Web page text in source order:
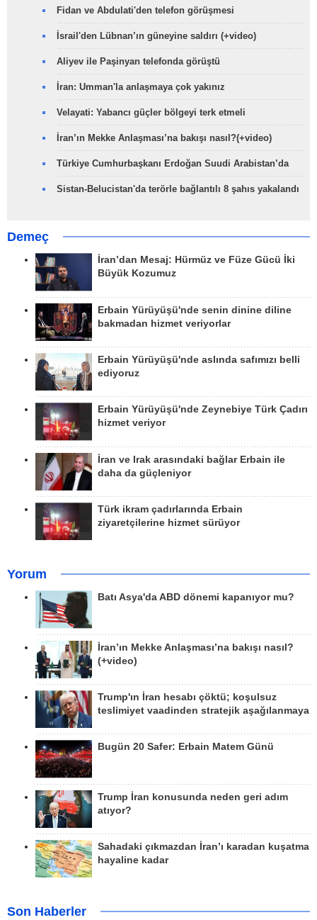
Fidan ve Abdulati'den telefon görüşmesi
İsrail'den Lübnan’ın güneyine saldırı (+video)
Aliyev ile Paşinyan telefonda görüştü
İran: Umman'la anlaşmaya çok yakınız
Velayati: Yabancı güçler bölgeyi terk etmeli
İran’ın Mekke Anlaşması’na bakışı nasıl?(+video)
Türkiye Cumhurbaşkanı Erdoğan Suudi Arabistan’da
Sistan-Belucistan'da terörle bağlantılı 8 şahıs yakalandı
Demeç
İran’dan Mesaj: Hürmüz ve Füze Gücü İki
Büyük Kozumuz
Erbain Yürüyüşü'nde senin dinine diline
bakmadan hizmet veriyorlar
Erbain Yürüyüşü'nde aslında safımızı belli
ediyoruz
Erbain Yürüyüşü'nde Zeynebiye Türk Çadırı
hizmet veriyor
İran ve Irak arasındaki bağlar Erbain ile
daha da güçleniyor
Türk ikram çadırlarında Erbain
ziyaretçilerine hizmet sürüyor
Yorum
Batı Asya'da ABD dönemi kapanıyor mu?
İran’ın Mekke Anlaşması’na bakışı nasıl?
(+video)
Trump'ın İran hesabı çöktü; koşulsuz
teslimiyet vaadinden stratejik aşağılanmaya
Bugün 20 Safer: Erbain Matem Günü
Trump İran konusunda neden geri adım
atıyor?
Sahadaki çıkmazdan İran’ı karadan kuşatma
hayaline kadar
Son Haberler